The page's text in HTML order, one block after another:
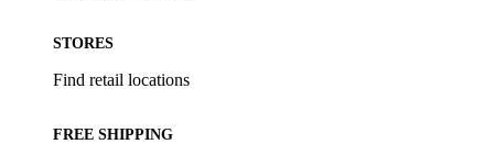
STORES
Find retail locations
FREE SHIPPING